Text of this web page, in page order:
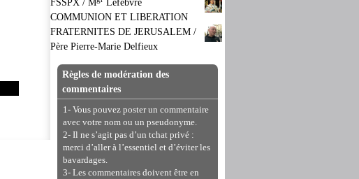
COMMUNION ET LIBERATION
FRATERNITES DE JERUSALEM /
Père Pierre-Marie Delfieux
Règles de modération des
commentaires
1- Vous pouvez poster un commentaire
avec votre nom ou un pseudonyme.
2- Il ne s’agit pas d’un tchat privé :
merci d’aller à l’essentiel et d’éviter les
bavardages.
3- Les commentaires doivent être en